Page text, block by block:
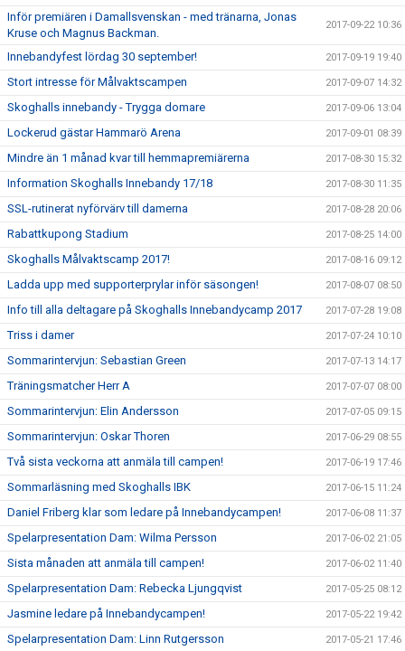
Inför premiären i Damallsvenskan - med tränarna, Jonas
Kruse och Magnus Backman.
2017-09-22 10:36
Innebandyfest lördag 30 september! 2017-09-19 19:40
Stort intresse för Målvaktscampen 2017-09-07 14:32
Skoghalls innebandy - Trygga domare 2017-09-06 13:04
Lockerud gästar Hammarö Arena 2017-09-01 08:39
Mindre än 1 månad kvar till hemmapremiärerna 2017-08-30 15:32
Information Skoghalls Innebandy 17/18 2017-08-30 11:35
SSL-rutinerat nyförvärv till damerna 2017-08-28 20:06
Rabattkupong Stadium 2017-08-25 14:00
Skoghalls Målvaktscamp 2017! 2017-08-16 09:12
Ladda upp med supporterprylar inför säsongen! 2017-08-07 08:50
Info till alla deltagare på Skoghalls Innebandycamp 2017 2017-07-28 19:08
Triss i damer 2017-07-24 10:10
Sommarintervjun: Sebastian Green 2017-07-13 14:17
Träningsmatcher Herr A 2017-07-07 08:00
Sommarintervjun: Elin Andersson 2017-07-05 09:15
Sommarintervjun: Oskar Thoren 2017-06-29 08:55
Två sista veckorna att anmäla till campen! 2017-06-19 17:46
Sommarläsning med Skoghalls IBK 2017-06-15 11:24
Daniel Friberg klar som ledare på Innebandycampen! 2017-06-08 11:37
Spelarpresentation Dam: Wilma Persson 2017-06-02 21:05
Sista månaden att anmäla till campen! 2017-06-02 11:40
Spelarpresentation Dam: Rebecka Ljungqvist 2017-05-25 08:12
Jasmine ledare på Innebandycampen! 2017-05-22 19:42
Spelarpresentation Dam: Linn Rutgersson 2017-05-21 17:46